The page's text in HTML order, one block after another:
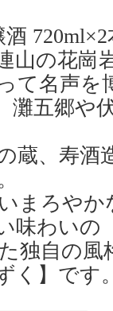
720ml×2
山の花崗
て名声を
灘五郷や
蔵、寿酒
まろやか
味わいの
独自の風
く】です